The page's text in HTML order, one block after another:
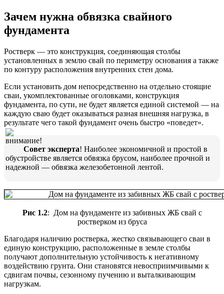
Зачем нужна обвязка свайного
фундамента
Ростверк — это конструкция, соединяющая столбы
установленных в землю свай по периметру основания а также
по контуру расположения внутренних стен дома.
Если установить дом непосредственно на отдельно стоящие
сваи, укомплектованные оголовками, конструкция
фундамента, по сути, не будет является единой системой — на
каждую сваю будет оказываться разная внешняя нагрузка, в
результате чего такой фундамент очень быстро «поведет».
Совет эксперта! Наиболее экономичной и простой в
обустройстве является обвязка брусом, наиболее прочной и
надежной — обвязка железобетонной лентой.
Рис 1.2: Дом на фундаменте из забивных ЖБ свай с
ростверком из бруса
Благодаря наличию ростверка, жестко связывающего сваи в
единую конструкцию, расположенные в земле столбы
получают дополнительную устойчивость к негативному
воздействию грунта. Они становятся невосприимчивыми к
сдвигам почвы, сезонному пучению и выталкивающим
нагрузкам.